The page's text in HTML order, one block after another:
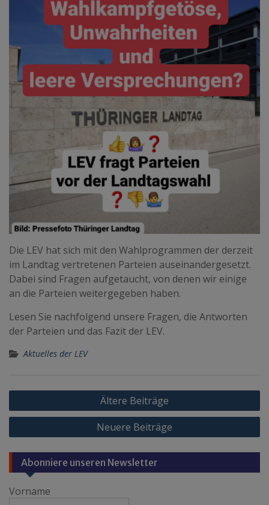
Die LEV hat sich mit den Wahlprogrammen der derzeit
im Landtag vertretenen Parteien auseinandergesetzt.
Dabei sind Fragen aufgetaucht, von denen wir einige
an die Parteien weitergegeben haben.
Lesen Sie nachfolgend unsere Fragen, die Antworten
der Parteien und das Fazit der LEV.
Aktuelles der LEV
Beitragsnavigation
Ältere Beiträge
Neuere Beiträge
Abonniere unseren Newsletter
Vorname